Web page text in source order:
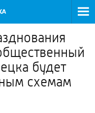
будет
схемам